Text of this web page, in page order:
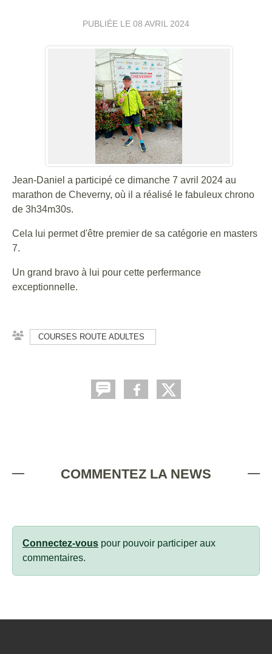
PUBLIÉE LE 08 AVRIL 2024
Jean-Daniel a participé ce dimanche 7 avril 2024 au
marathon de Cheverny, où il a réalisé le fabuleux chrono
de 3h34m30s.
Cela lui permet d'être premier de sa catégorie en masters
7.
Un grand bravo à lui pour cette perfermance
exceptionnelle.
COURSES ROUTE ADULTES
COMMENTEZ LA NEWS
Connectez-vous pour pouvoir participer aux
commentaires.